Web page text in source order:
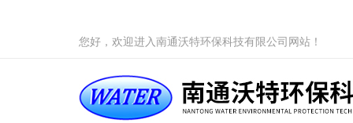
您好，欢迎进入南通沃特环保科技有限公司网站！